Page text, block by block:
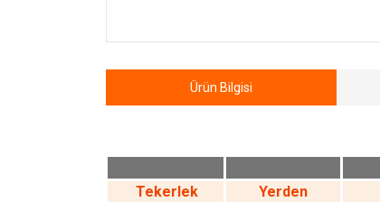
Ürün Bilgisi
Tekerlek
Yerden